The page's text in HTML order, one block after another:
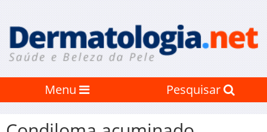
Menu Pesquisar